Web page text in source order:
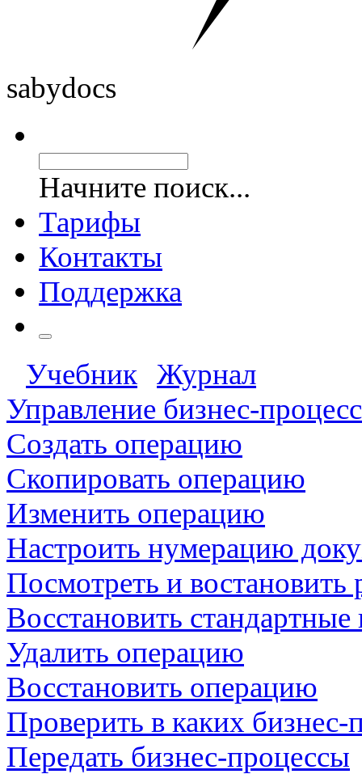
sabydocs
Начните поиск...
Тарифы
Контакты
Поддержка
Учебник
Журнал
Управление бизнес-
Создать операцию
Скопировать операцию
Изменить операцию
Настроить нумерацию
Посмотреть и востановить
Восстановить стандартные
Удалить операцию
Восстановить операцию
Проверить в каких бизнес-
Передать бизнес-процессы